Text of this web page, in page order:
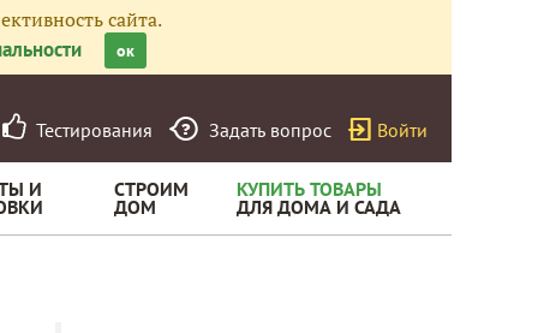
сайта.
ок
Тестирования Задать вопрос Войти
И СТРОИМ
ДОМ
КУПИТЬ ТОВАРЫ
ДЛЯ ДОМА И САДА